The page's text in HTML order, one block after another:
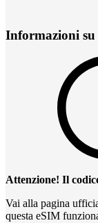
Informazioni su
Attenzione! Il
Vai alla pagina
questa eSIM